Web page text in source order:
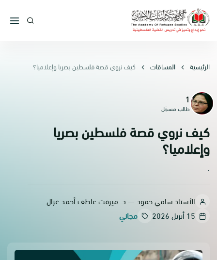
الرئيسية المساقات كيف نروي قصة فلسطين بصريا وإعلاميا؟
1
طالب مسجّل
كيف نروي قصة فلسطين بصريا
وإعلاميا؟
.
الأستاذ سامي حمود — د. ميرفت عاطف أحمد غزال
15 أبريل 2026
مجاني